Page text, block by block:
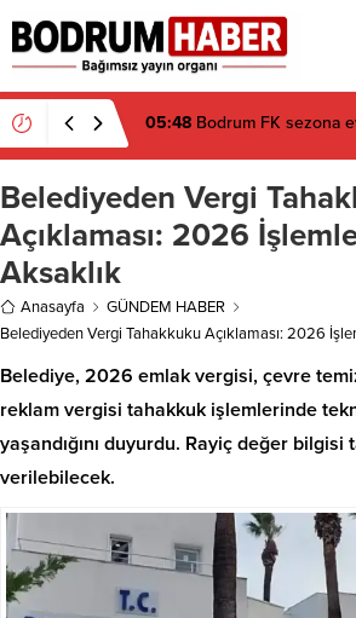
05:48 Bodrum FK sezona
Belediyeden Vergi
Açıklaması: 2026
Aksaklık
Anasayfa
GÜNDEM HABER
Belediyeden Vergi Tahakkuku Açıklaması: 2026
Belediye, 2026 emlak vergisi, çevre
reklam vergisi tahakkuk işlemlerinde
yaşandığını duyurdu. Rayiç değer bilgisi
verilebilecek.